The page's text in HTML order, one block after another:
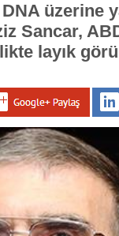
üzerine
Sancar,
layık